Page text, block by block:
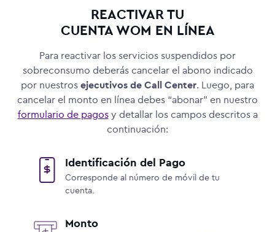
REACTIVAR TU
CUENTA WOM EN LÍNEA
Para reactivar los servicios suspendidos por
sobreconsumo deberás cancelar el abono indicado
por nuestros ejecutivos de Call Center. Luego, para
cancelar el monto en línea debes “abonar” en nuestro
formulario de pagosy detallar los campos descritos a
continuación:
Identificación del Pago
Corresponde al número de móvil de tu
cuenta.
Monto